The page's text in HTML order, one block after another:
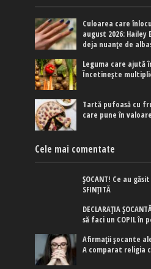
Culoarea care
august 2026: Hailey
deja nuanțe de
Leguma care ajută
Încetinește
Tartă pufoasă cu
care pune în
Cele mai comentate
ȘOCANT! Ce au
SFINȚITĂ
DECLARAȚIA
să faci un COPIL în
Afirmaţii şocante
A comparat religia